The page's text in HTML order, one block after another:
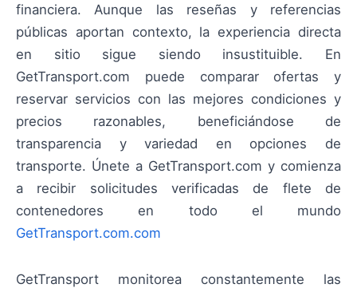
financiera. Aunque las reseñas y referencias
públicas aportan contexto, la experiencia directa
en sitio sigue siendo insustituible. En
GetTransport.com puede comparar ofertas y
reservar servicios con las mejores condiciones y
precios razonables, beneficiándose de
transparencia y variedad en opciones de
transporte. Únete a GetTransport.com y comienza
a recibir solicitudes verificadas de flete de
contenedores en todo el mundo
GetTransport.com.com
GetTransport monitorea constantemente las